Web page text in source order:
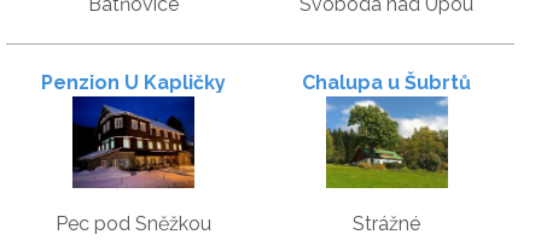
Penzion U Kapličky
Pec pod Sněžkou
Chalupa u Šubrtů
Strážné